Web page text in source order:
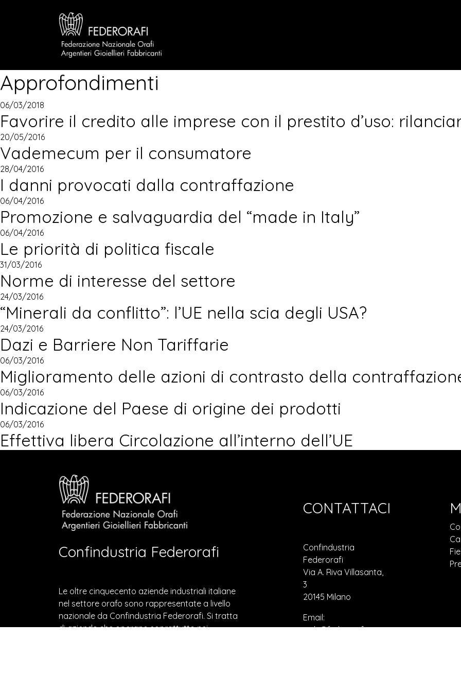
Approfondimenti
06/03/2018
Favorire il credito alle imprese con il prestito d’uso:
20/05/2016
Vademecum per il consumatore
28/04/2016
I danni provocati dalla contraffazione
06/04/2016
Promozione e salvaguardia del “made in Italy”
06/04/2016
Le priorità di politica fiscale
31/03/2016
Norme di interesse del settore
24/03/2016
“Minerali da conflitto”: l’UE nella scia degli USA?
24/03/2016
Dazi e Barriere Non Tariffarie
06/03/2016
Miglioramento delle azioni di contrasto della
06/03/2016
Indicazione del Paese di origine dei prodotti
06/03/2016
Effettiva libera Circolazione all’interno dell’UE
Confindustria Federorafi
Le oltre cinquecento aziende industriali italiane
nel settore orafo sono rappresentate a livello
nazionale da Confindustria Federorafi. Si tratta
di aziende che operano soprattutto nei
CONTATTACI
Confindustria
Federorafi
Via A. Riva Villasanta,
3
20145 Milano
Email:
web@federorafi.it